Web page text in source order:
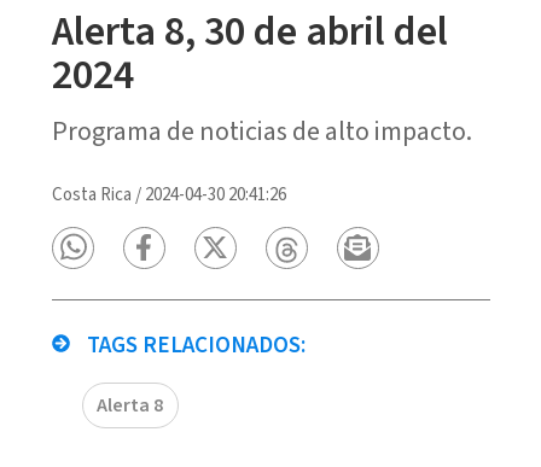
Alerta 8, 30 de abril del
2024
Programa de noticias de alto impacto.
Costa Rica /2024-04-30 20:41:26
TAGS RELACIONADOS:
Alerta 8